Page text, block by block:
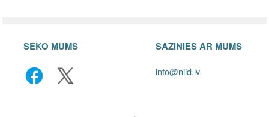
SEKO MUMS SAZINIES AR MUMS
info@niid.lv